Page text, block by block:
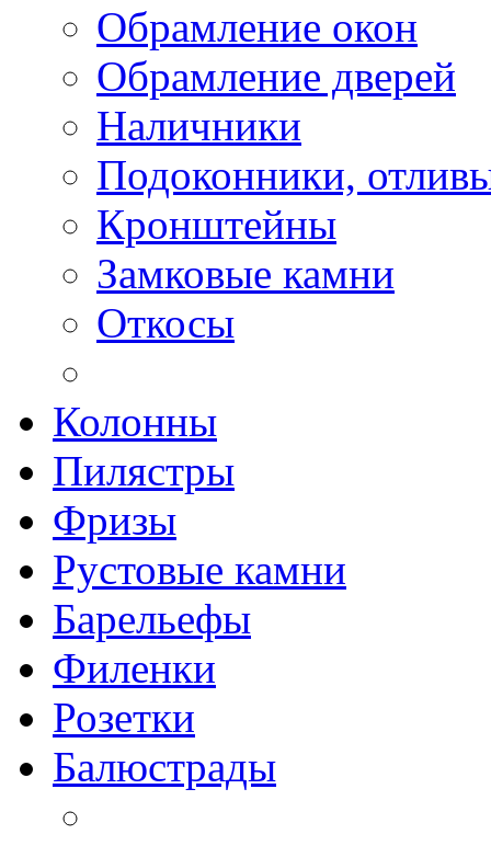
Обрамление окон
Обрамление дверей
Наличники
Подоконники,
Кронштейны
Замковые камни
Откосы
Колонны
Пилястры
Фризы
Рустовые камни
Барельефы
Филенки
Розетки
Балюстрады